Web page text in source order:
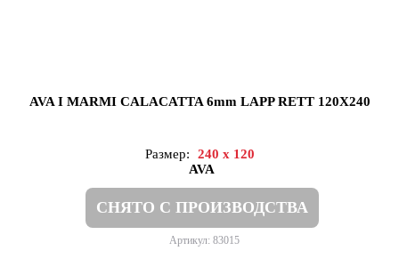
AVA I MARMI CALACATTA 6mm LAPP RETT 120X240
Размер:
240 x 120
AVA
СНЯТО С ПРОИЗВОДСТВА
Артикул: 83015